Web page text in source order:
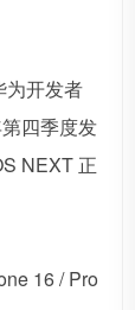
为开发者
四季度发
NEXT 正
16 / Pro